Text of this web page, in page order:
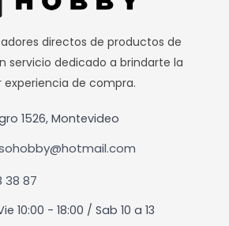
Las
opciones
se
pueden
producto
directos de productos de
servicio dedicado a brindarte la
experiencia de compra.
1526, Montevideo
38 87
10:00 - 18:00 / Sab 10 a 13